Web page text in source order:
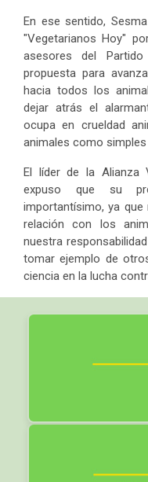
En ese sentido,
"Vegetarianos Hoy"
asesores del
propuesta para
hacia todos los
dejar atrás el
ocupa en crueldad
animales como
El líder de la Alianza
expuso que su
importantísimo, ya
relación con los
nuestra
tomar ejemplo de
ciencia en la lucha